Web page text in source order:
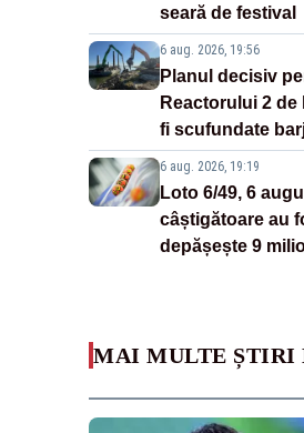
seară de festival
6 aug. 2026, 19:56
Planul decisiv
Reactorului 2
fi scufundate
6 aug. 2026, 19:19
Loto 6/49, 6
câștigătoare au
depășește 9
MAI MULTE ȘTIRI